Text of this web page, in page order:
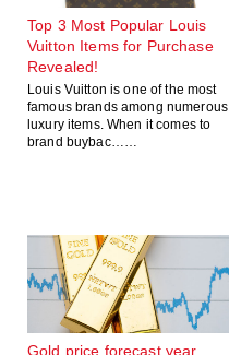
Top 3 Most Popular Louis
Vuitton Items for Purchase
Revealed!
Louis Vuitton is one of the most
famous brands among numerous
luxury items. When it comes to
brand buybac……
Gold price forecast year